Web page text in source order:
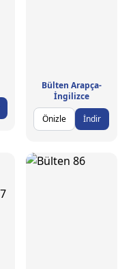
Bülten Arapça-
İngilizce
Önizle
İndir